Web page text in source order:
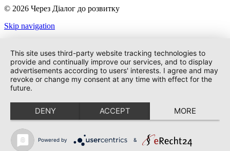
© 2026 Через Діалог до розвитку
Skip navigation
Політика конфіденційності
This site uses third-party website tracking technologies to
provide and continually improve our services, and to display
advertisements according to users' interests. I agree and may
revoke or change my consent at any time with effect for the
future.
DENY ACCEPT MORE
Powered by &